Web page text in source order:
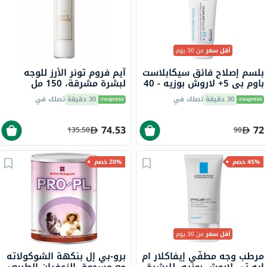
أقل سعرمن 30 يوم
بلسم إصلاح فائق سيكابلاست
باوم بي 5+ لاروش بوزيه - 40
مل 30 دقيقة تصلك في
72
90
آيم فروم تونر الأرز للوجه
لبشرة مشرقة، 150 مل
30 دقيقة تصلك في
74.53
135.50
45% خصم
أقل سعرمن 30 يوم
مرطب وجه مطفّي إيفاكلار ام
20% خصم
برو-بي إل بنكهة الشوكولاته